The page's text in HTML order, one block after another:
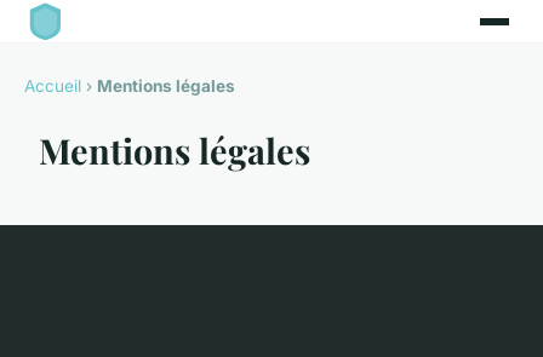
Accueil › Mentions légales
Mentions légales